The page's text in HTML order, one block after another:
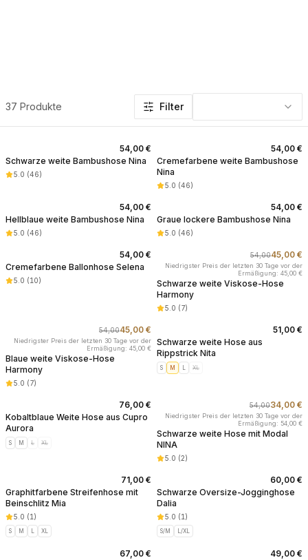
Produkte in dieser Kategorie: Hosen
37 Produkte Filter
54,00 €
Schwarze weite Bambushose Nina
5.0 (46)
54,00 €
Cremefarbene weite Bambushose
Nina
5.0 (46)
54,00 €
Hellblaue weite Bambushose Nina
5.0 (46)
54,00 €
Graue lockere Bambushose Nina
5.0 (46)
54,00 €
Cremefarbene Ballonhose Selena
5.0 (10)
54,0045,00 €
Niedrigster Preis der letzten 30 Tage vor der
Ermäßigung: 45,00 €
Schwarze weite Viskose-Hose
Harmony
5.0 (7)
54,0045,00 €
Niedrigster Preis der letzten 30 Tage vor der
Ermäßigung: 45,00 €
Blaue weite Viskose-Hose
Harmony
5.0 (7)
51,00 €
Schwarze weite Hose aus
Rippstrick Nita
S M L XL
76,00 €
Kobaltblaue Weite Hose aus Cupro
Aurora
S M L XL
54,0034,00 €
Niedrigster Preis der letzten 30 Tage vor der
Ermäßigung: 54,00 €
Schwarze weite Hose mit Modal
NINA
5.0 (2)
71,00 €
Graphitfarbene Streifenhose mit
Beinschlitz Mia
5.0 (1 )
S M L XL
60,00 €
Schwarze Oversize-Jogginghose
Dalia
5.0 (1 )
S/M L/XL
67,00 €
49,00 €